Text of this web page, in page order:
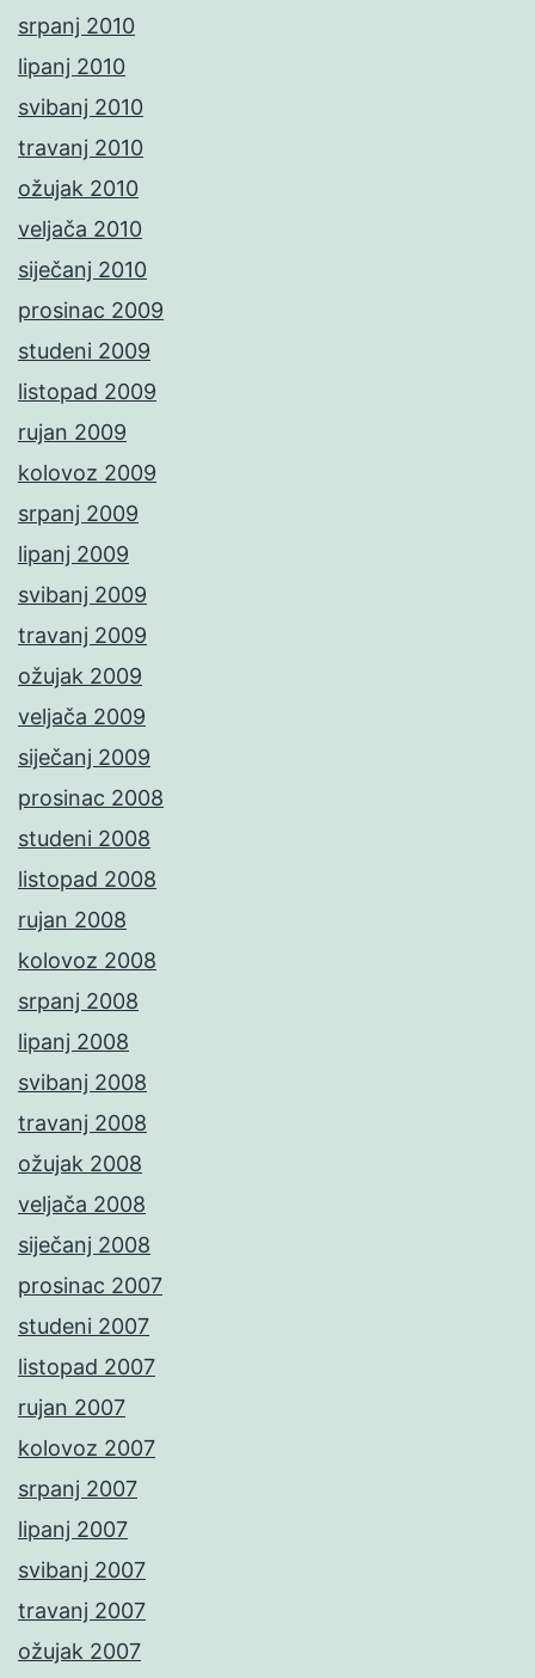
srpanj 2010
lipanj 2010
svibanj 2010
travanj 2010
ožujak 2010
veljača 2010
siječanj 2010
prosinac 2009
studeni 2009
listopad 2009
rujan 2009
kolovoz 2009
srpanj 2009
lipanj 2009
svibanj 2009
travanj 2009
ožujak 2009
veljača 2009
siječanj 2009
prosinac 2008
studeni 2008
listopad 2008
rujan 2008
kolovoz 2008
srpanj 2008
lipanj 2008
svibanj 2008
travanj 2008
ožujak 2008
veljača 2008
siječanj 2008
prosinac 2007
studeni 2007
listopad 2007
rujan 2007
kolovoz 2007
srpanj 2007
lipanj 2007
svibanj 2007
travanj 2007
ožujak 2007